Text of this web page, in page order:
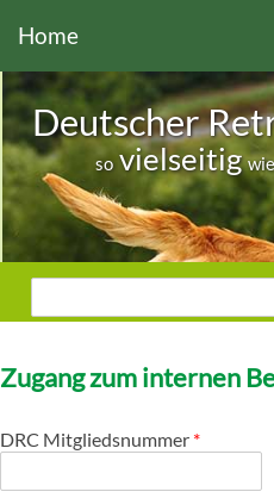
Home
Deutscher
sovielseitig
Sie sind hier
Zugang zum internen
DRC Mitgliedsnummer *